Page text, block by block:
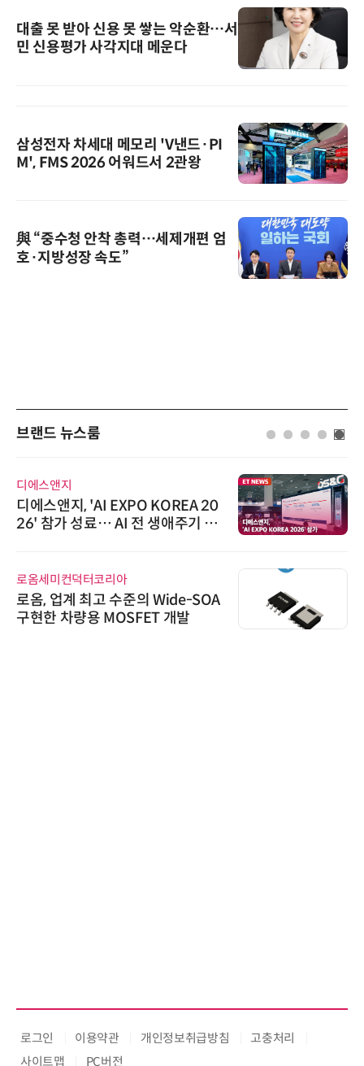
대출 못 받아 신용 못 쌓는 악순환…서
민 신용평가 사각지대 메운다
삼성전자 차세대 메모리 'V낸드·PI
M', FMS 2026 어워드서 2관왕
與 “중수청 안착 총력…세제개편 엄
호·지방성장 속도”
브랜드 뉴스룸
디에스앤지
디에스앤지, 'AI EXPO KOREA 20
26' 참가 성료… AI 전 생애주기 아
로옴세미컨덕터코리아
로옴, 업계 최고 수준의 Wide-SOA
구현한 차량용 MOSFET 개발
로그인 이용약관 개인정보취급방침
고충처리
사이트맵
PC버전